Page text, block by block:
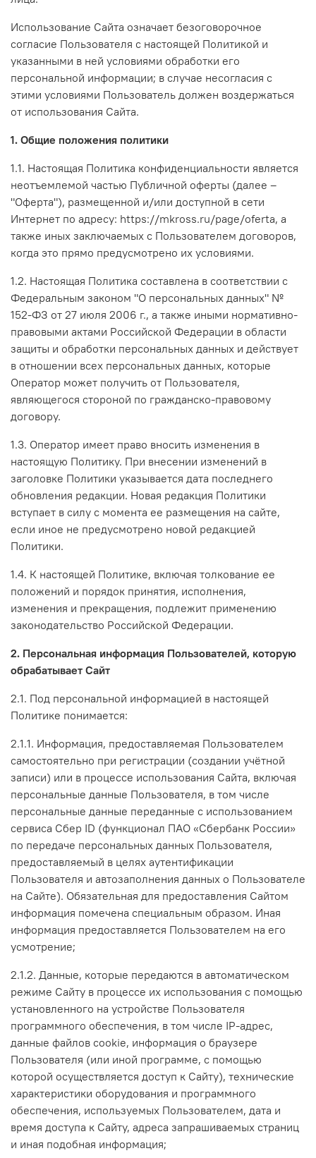
Использование Сайта означает безоговорочное
согласие Пользователя с настоящей Политикой и
указанными в ней условиями обработки его
персональной информации; в случае несогласия с
этими условиями Пользователь должен воздержаться
от использования Сайта.
1. Общие положения политики
1.1. Настоящая Политика конфиденциальности является
неотъемлемой частью Публичной оферты (далее –
"Оферта"), размещенной и/или доступной в сети
Интернет по адресу: https://mkross.ru/page/oferta, а
также иных заключаемых с Пользователем договоров,
когда это прямо предусмотрено их условиями.
1.2. Настоящая Политика составлена в соответствии с
Федеральным законом "О персональных данных" №
152-ФЗ от 27 июля 2006 г., а также иными нормативно-
правовыми актами Российской Федерации в области
защиты и обработки персональных данных и действует
в отношении всех персональных данных, которые
Оператор может получить от Пользователя,
являющегося стороной по гражданско-правовому
договору.
1.3. Оператор имеет право вносить изменения в
настоящую Политику. При внесении изменений в
заголовке Политики указывается дата последнего
обновления редакции. Новая редакция Политики
вступает в силу с момента ее размещения на сайте,
если иное не предусмотрено новой редакцией
Политики.
1.4. К настоящей Политике, включая толкование ее
положений и порядок принятия, исполнения,
изменения и прекращения, подлежит применению
законодательство Российской Федерации.
2. Персональная информация Пользователей, которую
обрабатывает Сайт
2.1. Под персональной информацией в настоящей
Политике понимается:
2.1.1. Информация, предоставляемая Пользователем
самостоятельно при регистрации (создании учётной
записи) или в процессе использования Сайта, включая
персональные данные Пользователя, в том числе
персональные данные переданные с использованием
сервиса Сбер ID (функционал ПАО «Сбербанк России»
по передаче персональных данных Пользователя,
предоставляемый в целях аутентификации
Пользователя и автозаполнения данных о Пользователе
на Сайте). Обязательная для предоставления Сайтом
информация помечена специальным образом. Иная
информация предоставляется Пользователем на его
усмотрение;
2.1.2. Данные, которые передаются в автоматическом
режиме Сайту в процессе их использования с помощью
установленного на устройстве Пользователя
программного обеспечения, в том числе IP-адрес,
данные файлов cookie, информация о браузере
Пользователя (или иной программе, с помощью
которой осуществляется доступ к Сайту), технические
характеристики оборудования и программного
обеспечения, используемых Пользователем, дата и
время доступа к Сайту, адреса запрашиваемых страниц
и иная подобная информация;